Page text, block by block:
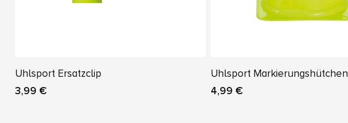
Uhlsport Ersatzclip
3,99 €
Uhlsport Markierungshütchen
4,99 €